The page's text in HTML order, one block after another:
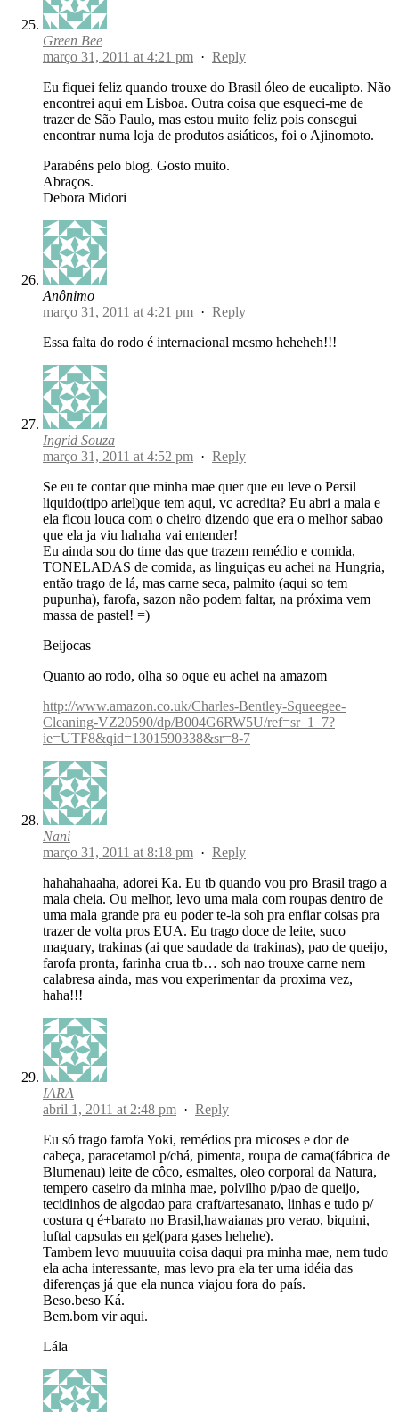
Green Bee
março 31, 2011 at 4:21 pm · Reply
Eu fiquei feliz quando trouxe do Brasil óleo de eucalipto. Não
encontrei aqui em Lisboa. Outra coisa que esqueci-me de
trazer de São Paulo, mas estou muito feliz pois consegui
encontrar numa loja de produtos asiáticos, foi o Ajinomoto.
Parabéns pelo blog. Gosto muito.
Abraços.
Debora Midori
Anônimo
março 31, 2011 at 4:21 pm · Reply
Essa falta do rodo é internacional mesmo heheheh!!!
Ingrid Souza
março 31, 2011 at 4:52 pm · Reply
Se eu te contar que minha mae quer que eu leve o Persil
liquido(tipo ariel)que tem aqui, vc acredita? Eu abri a mala e
ela ficou louca com o cheiro dizendo que era o melhor sabao
que ela ja viu hahaha vai entender!
Eu ainda sou do time das que trazem remédio e comida,
TONELADAS de comida, as linguiças eu achei na Hungria,
então trago de lá, mas carne seca, palmito (aqui so tem
pupunha), farofa, sazon não podem faltar, na próxima vem
massa de pastel! =)
Beijocas
Quanto ao rodo, olha so oque eu achei na amazom
http://www.amazon.co.uk/Charles-Bentley-Squeegee-
Cleaning-VZ20590/dp/B004G6RW5U/ref=sr_1_7?
ie=UTF8&qid=1301590338&sr=8-7
Nani
março 31, 2011 at 8:18 pm · Reply
hahahahaaha, adorei Ka. Eu tb quando vou pro Brasil trago a
mala cheia. Ou melhor, levo uma mala com roupas dentro de
uma mala grande pra eu poder te-la soh pra enfiar coisas pra
trazer de volta pros EUA. Eu trago doce de leite, suco
maguary, trakinas (ai que saudade da trakinas), pao de queijo,
farofa pronta, farinha crua tb… soh nao trouxe carne nem
calabresa ainda, mas vou experimentar da proxima vez,
haha!!!
IARA
abril 1, 2011 at 2:48 pm · Reply
Eu só trago farofa Yoki, remédios pra micoses e dor de
cabeça, paracetamol p/chá, pimenta, roupa de cama(fábrica de
Blumenau) leite de côco, esmaltes, oleo corporal da Natura,
tempero caseiro da minha mae, polvilho p/pao de queijo,
tecidinhos de algodao para craft/artesanato, linhas e tudo p/
costura q é+barato no Brasil,hawaianas pro verao, biquini,
luftal capsulas en gel(para gases hehehe).
Tambem levo muuuuita coisa daqui pra minha mae, nem tudo
ela acha interessante, mas levo pra ela ter uma idéia das
diferenças já que ela nunca viajou fora do país.
Beso.beso Ká.
Bem.bom vir aqui.
Lála